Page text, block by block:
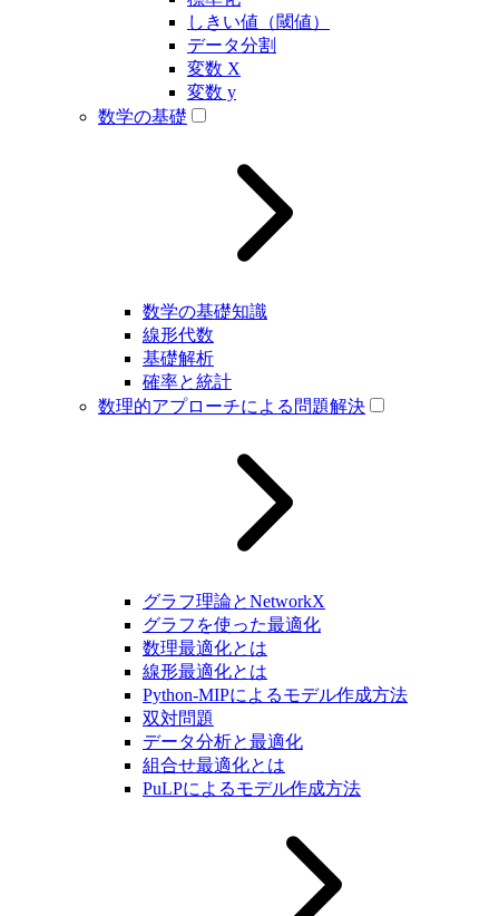
しきい値（閾値）
データ分割
変数 X
変数 y
数学の基礎
数学の基礎知識
線形代数
基礎解析
確率と統計
数理的アプローチによる問題解決
グラフ理論とNetworkX
グラフを使った最適化
数理最適化とは
線形最適化とは
Python-MIPによるモデル作成方法
双対問題
データ分析と最適化
組合せ最適化とは
PuLPによるモデル作成方法